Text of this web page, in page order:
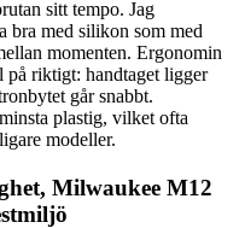
sitt tempo. Jag
bra med silikon som med
momenten. Ergonomin
riktigt: handtaget ligger
går snabbt.
plastig, vilket ofta
modeller.
Milwaukee M12